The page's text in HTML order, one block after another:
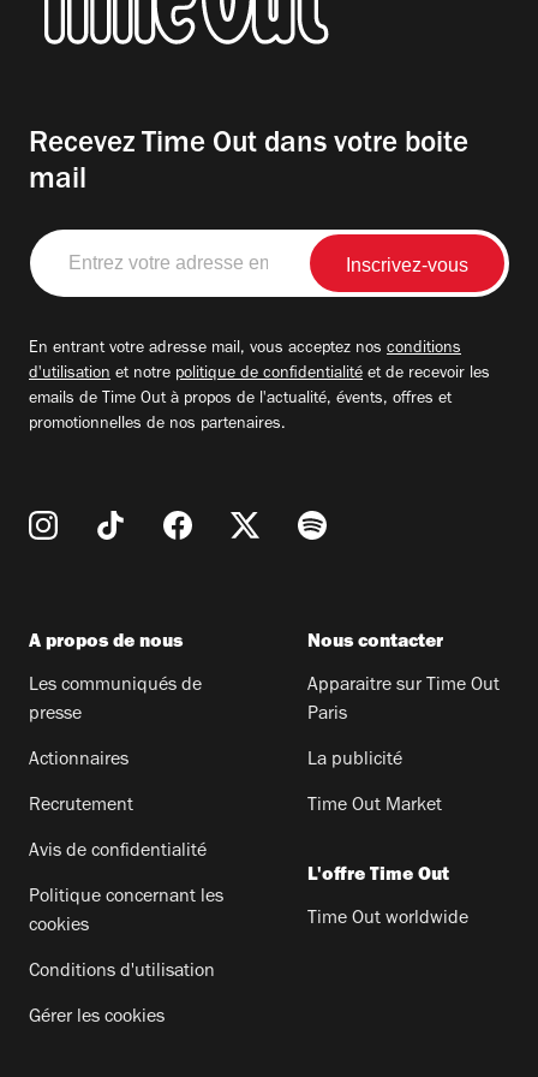
Recevez Time Out dans votre boite
mail
Entrez
votre
adresse
En entrant votre adresse mail, vous acceptez nos conditions
d'utilisation et notre politique de confidentialité et de recevoir les
emails de Time Out à propos de l'actualité, évents, offres et
promotionnelles de nos partenaires.
A propos de nous
Les communiqués de
presse
Actionnaires
Recrutement
Avis de confidentialité
Politique concernant les
cookies
Conditions d'utilisation
Gérer les cookies
Nous contacter
Apparaitre sur Time Out
Paris
La publicité
Time Out Market
L'offre Time Out
Time Out worldwide